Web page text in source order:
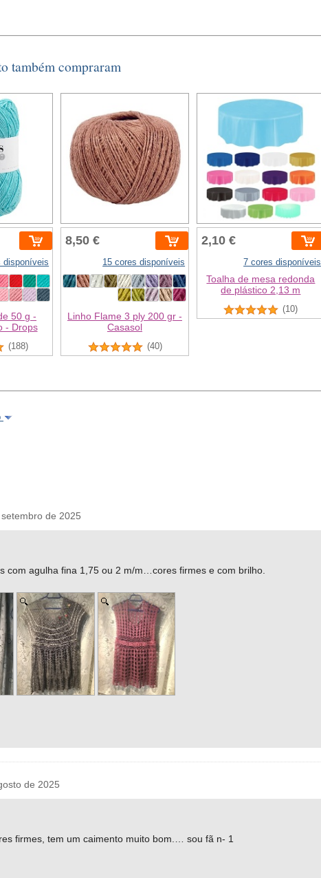
também compraram
disponíveis
50 g -
- Drops
(188)
8,50 €
15 cores disponíveis
Linho Flame 3 ply 200 gr -
Casasol
(40)
2,10 €
7 cores disponíveis
Toalha de mesa redonda
de plástico 2,13 m
(10)
de 2025
com agulha fina 1,75 ou 2 m/m…cores firmes e com brilho.
de 2025
firmes, tem um caimento muito bom.… sou fã n- 1